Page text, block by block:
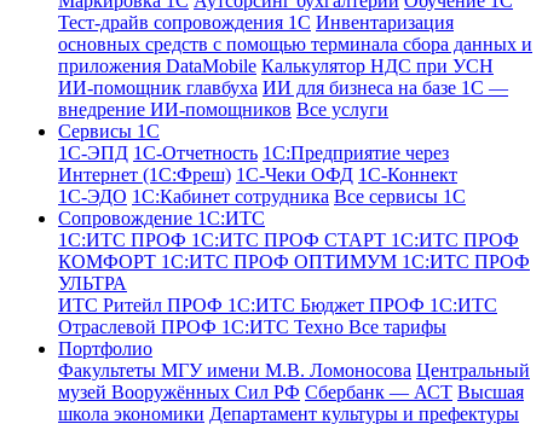
Тест-драйв сопровождения 1С Инвентаризация
основных средств с помощью терминала сбора данных и
приложения DataMobile Калькулятор НДС при УСН
ИИ-помощник главбуха ИИ для бизнеса на базе 1С —
внедрение ИИ-помощников Все услуги
Сервисы 1С
1С-ЭПД 1C-Отчетность 1С:Предприятие через
Интернет (1С:Фреш) 1С-Чеки ОФД 1С‑Коннект
1С-ЭДО 1С:Кабинет сотрудника Все сервисы 1С
Сопровождение 1С:ИТС
1С:ИТС ПРОФ 1С:ИТС ПРОФ СТАРТ 1С:ИТС ПРОФ
КОМФОРТ 1С:ИТС ПРОФ ОПТИМУМ 1С:ИТС ПРОФ
УЛЬТРА
ИТС Ритейл ПРОФ 1С:ИТС Бюджет ПРОФ 1С:ИТС
Отраслевой ПРОФ 1С:ИТС Техно Все тарифы
Портфолио
Факультеты МГУ имени М.В. Ломоносова Центральный
музей Вооружённых Сил РФ Сбербанк — АСТ Высшая
школа экономики Департамент культуры и префектуры